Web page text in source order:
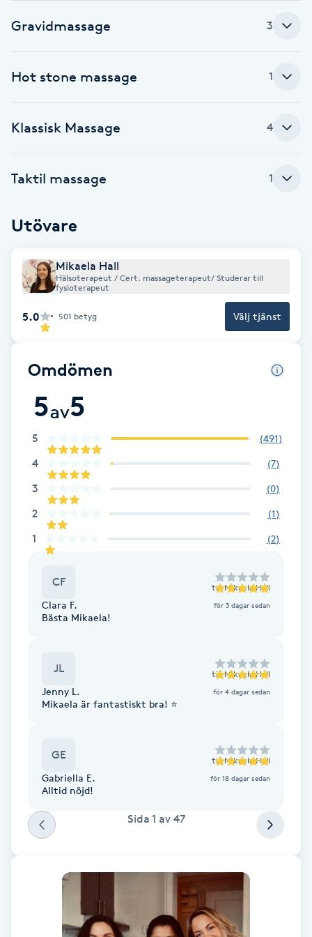
Babylights
Bambumassage
Barnklippning
BIAB
Blowout
Bottenfärg
Brynformning
Brynfärgning
Brynplockning
Bröllopsuppsättning
Celluliter
Coachning
Color correction
Diamantslipning
Enzympeeling
Extensions
Eyeliner-tatuering
Gravidmassage 3
Hot stone massage 1
Klassisk Massage 4
Taktil massage 1
Utövare
Mikaela Hall
Hälsoterapeut / Cert. massageterapeut/ Studerar till
fysioterapeut
5.0 501 betyg Välj tjänst
Omdömen
5av5
5 (491)
4 (7)
3 (0)
2 (1)
1 (2)
CF till Mikaela Hall
Clara F. för 3 dagar sedan
Bästa Mikaela!
JL till Mikaela Hall
Jenny L. för 4 dagar sedan
Mikaela är fantastiskt bra! ⭐️
GE till Mikaela Hall
Gabriella E. för 18 dagar sedan
Alltid nöjd!
Sida 1 av 47